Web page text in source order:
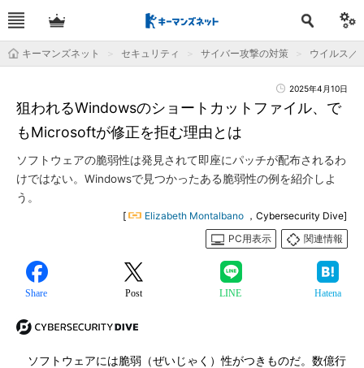
キーマンズネット セキュリティ サイバー攻撃の対策 ウイルス／
2025年4月10日
狙われるWindowsのショートカットファイル、で
もMicrosoftが修正を拒む理由とは
ソフトウェアの脆弱性は発見されて即座にパッチが配布されるわ
けではない。Windowsで見つかったある脆弱性の例を紹介しよ
う。
[ Elizabeth Montalbano ，Cybersecurity Dive]
PC用表示
関連情報
Share Post LINE Hatena
ソフトウェアには脆弱（ぜいじゃく）性がつきものだ。数億行